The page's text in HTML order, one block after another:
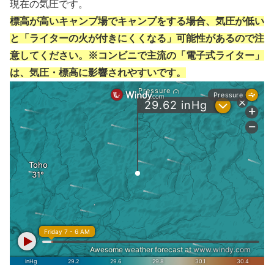
現在の気圧です。
標高が高いキャンプ場でキャンプをする場合、気圧が低い
と「ライターの火が付きにくくなる」可能性があるので注
意してください。※コンビニで主流の「電子式ライター」
は、気圧・標高に影響されやすいです。